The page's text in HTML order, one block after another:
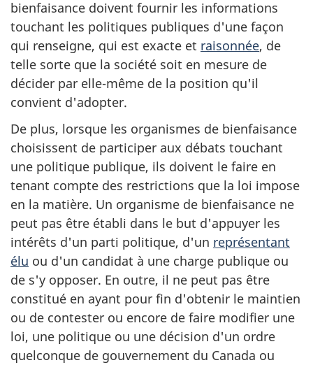
bienfaisance doivent fournir les informations
touchant les politiques publiques d'une façon
qui renseigne, qui est exacte et raisonnée, de
telle sorte que la société soit en mesure de
décider par elle-même de la position qu'il
convient d'adopter.
De plus, lorsque les organismes de bienfaisance
choisissent de participer aux débats touchant
une politique publique, ils doivent le faire en
tenant compte des restrictions que la loi impose
en la matière. Un organisme de bienfaisance ne
peut pas être établi dans le but d'appuyer les
intérêts d'un parti politique, d'un représentant
élu ou d'un candidat à une charge publique ou
de s'y opposer. En outre, il ne peut pas être
constitué en ayant pour fin d'obtenir le maintien
ou de contester ou encore de faire modifier une
loi, une politique ou une décision d'un ordre
quelconque de gouvernement du Canada ou